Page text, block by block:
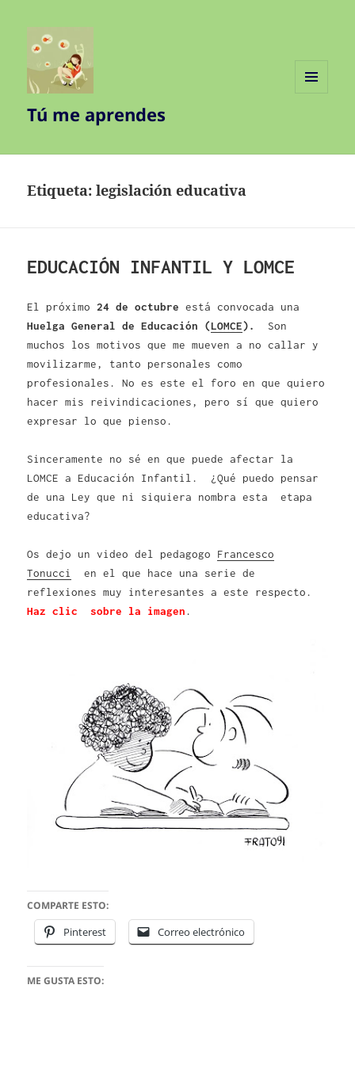
Tú me aprendes
Etiqueta:legislación educativa
EDUCACIÓN INFANTIL Y LOMCE
El próximo24 de octubre está convocada una
Huelga General de Educación (LOMCE).
Son
muchos los motivos que me mueven a no callar y
movilizarme, tanto personales como
profesionales. No es este el foro en que quiero
hacer mis reivindicaciones, pero sí que quiero
expresar lo que pienso.
Sinceramente no sé en que puede afectar la
LOMCE a Educación Infantil. ¿Qué puedo pensar
de una Ley que ni siquiera nombra esta etapa
educativa?
Os dejo un video del pedagogo Francesco
Tonucci
en el que hace una serie de
reflexiones muy interesantes a este respecto.
Haz clic sobre la imagen.
COMPARTE ESTO:
Pinterest Correo electrónico
ME GUSTA ESTO: